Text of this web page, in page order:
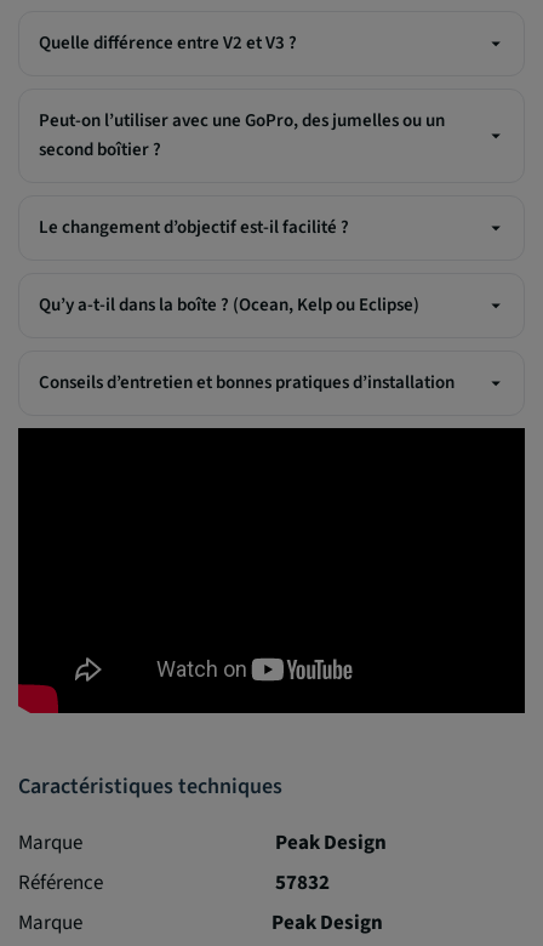
Quelle différence entre V2 et V3 ?
Peut-on l’utiliser avec une GoPro, des jumelles ou un
second boîtier ?
Le changement d’objectif est-il facilité ?
Qu’y a-t-il dans la boîte ? (Ocean, Kelp ou Eclipse)
Conseils d’entretien et bonnes pratiques d’installation
Caractéristiques techniques
Marque
Peak Design
Référence
57832
Marque
Peak Design